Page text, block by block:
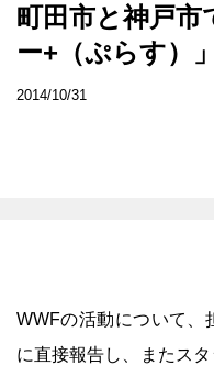
町田市と神戸市
ー+（ぷらす）
2014/10/31
WWFの活動について、
に直接報告し、またス